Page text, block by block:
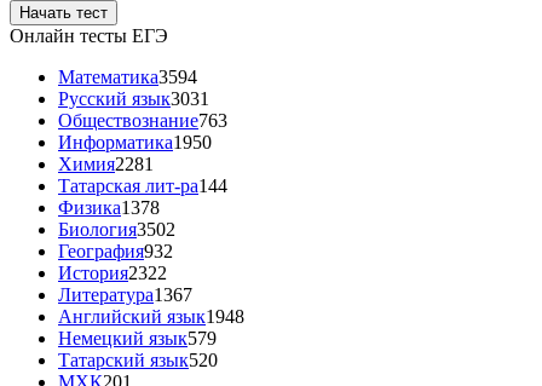
Начать тест
Онлайн тесты ЕГЭ
Математика3594
Русский язык3031
Обществознание763
Информатика1950
Химия2281
Татарская лит-ра144
Физика1378
Биология3502
География932
История2322
Литература1367
Английский язык1948
Немецкий язык579
Татарский язык520
МХК201